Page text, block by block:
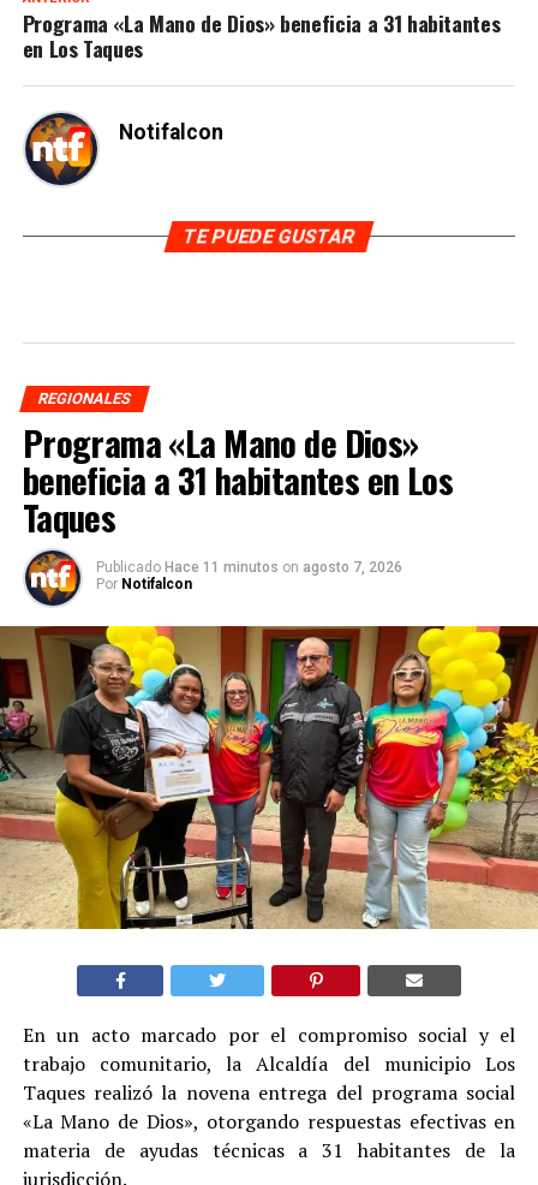
Programa «La Mano de Dios» beneficia a 31 habitantes
en Los Taques
Notifalcon
TE PUEDE GUSTAR
REGIONALES
Programa «La Mano de Dios»
beneficia a 31 habitantes en Los
Taques
Publicado Hace 11 minutos on agosto 7, 2026
Por Notifalcon
En un acto marcado por el compromiso social y el
trabajo comunitario, la Alcaldía del municipio Los
Taques realizó la novena entrega del programa social
«La Mano de Dios», otorgando respuestas efectivas en
materia de ayudas técnicas a 31 habitantes de la
jurisdicción.